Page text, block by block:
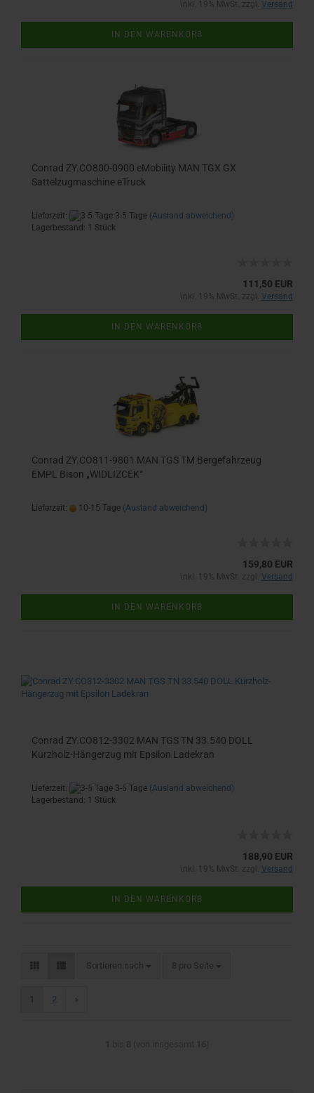
inkl. 19% MwSt. zzgl. Versand
IN DEN WARENKORB
Conrad ZY.CO800-0900 eMobility MAN TGX GX
Sattelzugmaschine eTruck
Lieferzeit: 3-5 Tage (Ausland abweichend)
Lagerbestand: 1 Stück
111,50 EUR
inkl. 19% MwSt. zzgl. Versand
IN DEN WARENKORB
Conrad ZY.CO811-9801 MAN TGS TM Bergefahrzeug
EMPL Bison „WIDLIZCEK“
Lieferzeit: 10-15 Tage (Ausland abweichend)
159,80 EUR
inkl. 19% MwSt. zzgl. Versand
IN DEN WARENKORB
Conrad ZY.CO812-3302 MAN TGS TN 33.540 DOLL
Kurzholz-Hängerzug mit Epsilon Ladekran
Lieferzeit: 3-5 Tage (Ausland abweichend)
Lagerbestand: 1 Stück
188,90 EUR
inkl. 19% MwSt. zzgl. Versand
IN DEN WARENKORB
Sortieren nach 8 pro Seite
1 2 »